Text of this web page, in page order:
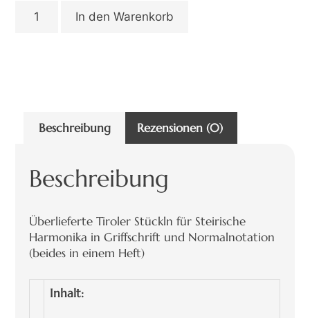
In den Warenkorb
Beschreibung Rezensionen (0)
Beschreibung
Überlieferte Tiroler Stückln für Steirische
Harmonika in Griffschrift und Normalnotation
(beides in einem Heft)
Inhalt: